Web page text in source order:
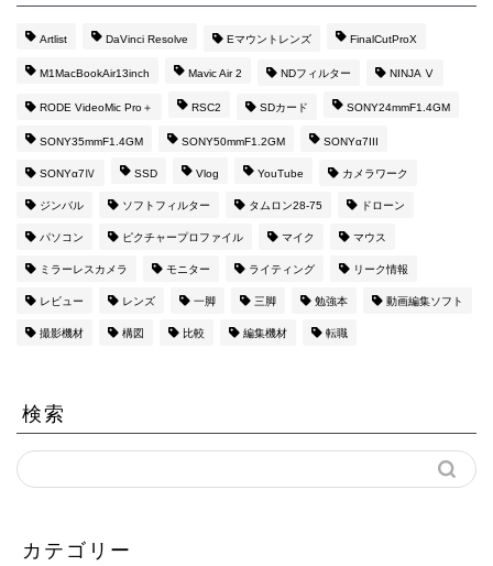
Artlist DaVinci Resolve Eマウントレンズ FinalCutProX
M1MacBookAir13inch Mavic Air 2 NDフィルター NINJA Ⅴ
RODE VideoMic Pro＋ RSC2 SDカード SONY24mmF1.4GM
SONY35mmF1.4GM SONY50mmF1.2GM SONYα7III
SONYα7Ⅳ SSD Vlog YouTube カメラワーク
ジンバル ソフトフィルター タムロン28-75 ドローン
パソコン ピクチャープロファイル マイク マウス
ミラーレスカメラ モニター ライティング リーク情報
レビュー レンズ 一脚 三脚 勉強本 動画編集ソフト
撮影機材 構図 比較 編集機材 転職
検索
カテゴリー